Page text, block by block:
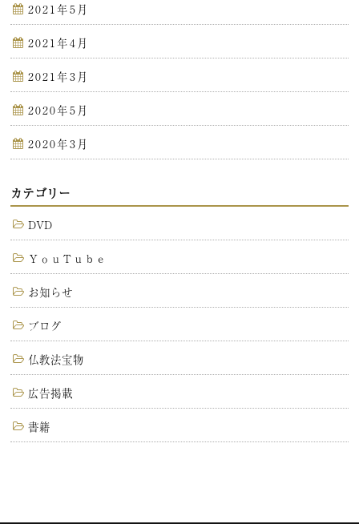
2021年5月
2021年4月
2021年3月
2020年5月
2020年3月
カテゴリー
DVD
ＹｏｕＴｕｂｅ
お知らせ
ブログ
仏教法宝物
広告掲載
書籍